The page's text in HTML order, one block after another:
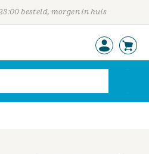
besteld, morgen in huis